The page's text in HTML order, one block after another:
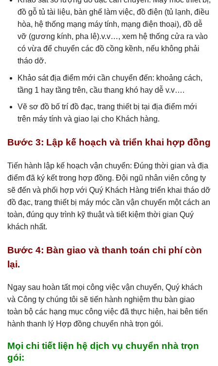
đồ gỗ tủ tài liệu, bàn ghế làm việc, đồ điện (tủ lạnh, điều
hòa, hệ thống mạng máy tính, mạng điện thoại), đồ dễ
vỡ (gương kính, pha lê).v.v…, xem hệ thống cửa ra vào
có vừa để chuyển các đồ cồng kềnh, nếu không phải
tháo dỡ.
Khảo sát địa điểm mới cần chuyển đến: khoảng cách,
tầng 1 hay tầng trên, cầu thang khó hay dễ v.v….
Vẽ sơ đồ bố trí đồ đạc, trang thiết bị tại địa điểm mới
trên máy tính và giao lại cho Khách hàng.
Bước 3: Lập kế hoạch và triển khai hợp đồng
Tiến hành lập kế hoạch vận chuyển: Đúng thời gian và địa
điểm đã ký kết trong hợp đồng. Đội ngũ nhân viên công ty
sẽ đến và phối hợp với Quý Khách Hàng triển khai tháo dỡ
đồ đạc, trang thiết bị máy móc cần vận chuyển một cách an
toàn, đúng quy trình kỹ thuật và tiết kiệm thời gian Quý
khách nhất.
Bước 4: Bàn giao và thanh toán chi phí còn
lại.
Ngay sau hoàn tất mọi công việc vận chuyển, Quý khách
và Công ty chúng tôi sẽ tiến hành nghiệm thu bàn giao
toàn bộ các hạng mục công việc đã thực hiện, hai bên tiến
hành thanh lý Hợp đồng chuyển nhà trọn gói.
Mọi chi tiết liện hệ dịch vụ chuyển nhà trọn
gói: